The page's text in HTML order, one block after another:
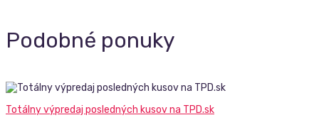
Podobné ponuky
Totálny výpredaj posledných kusov na TPD.sk